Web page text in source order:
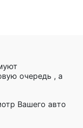
очередь , а
Вашего авто